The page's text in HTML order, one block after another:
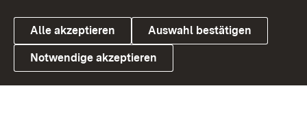
Link zum Landesportal
Alle akzeptieren Auswahl bestätigen
Notwendige akzeptieren